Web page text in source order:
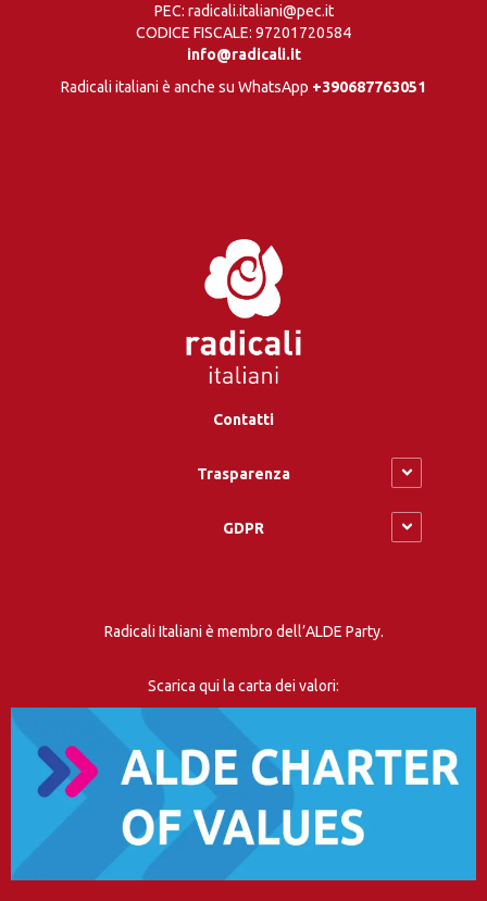
PEC: radicali.italiani@pec.it
CODICE FISCALE: 97201720584
info@radicali.it
Radicali italiani è anche su WhatsApp +390687763051
Contatti
Trasparenza
GDPR
Radicali Italiani è membro dell’ALDE Party.
Scarica qui la carta dei valori: